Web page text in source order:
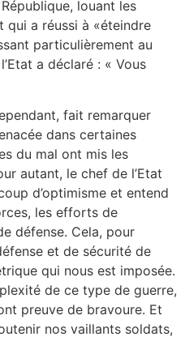
louant les
qui a réussi à «éteindre
particulièrement au
a déclaré : « Vous
fait remarquer
dans certaines
du mal ont mis les
autant, le chef de l’Etat
d’optimisme et entend
les efforts de
défense. Cela, pour
et de sécurité de
qui nous est imposée.
de ce type de guerre,
preuve de bravoure. Et
nos vaillants soldats,